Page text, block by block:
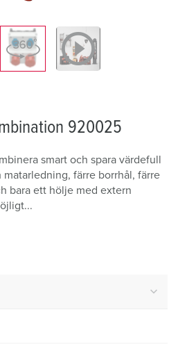
920025
smart och spara värdefull
färre borrhål, färre
bara ett hölje med extern